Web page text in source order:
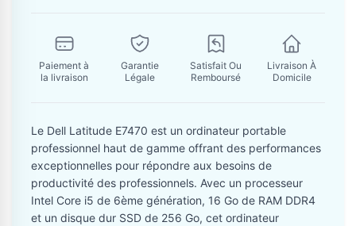
Paiement à
la livraison
Garantie
Légale
Satisfait Ou
Remboursé
Livraison À
Domicile
Le Dell Latitude E7470 est un ordinateur portable
professionnel haut de gamme offrant des performances
exceptionnelles pour répondre aux besoins de
productivité des professionnels. Avec un processeur
Intel Core i5 de 6ème génération, 16 Go de RAM DDR4
et un disque dur SSD de 256 Go, cet ordinateur